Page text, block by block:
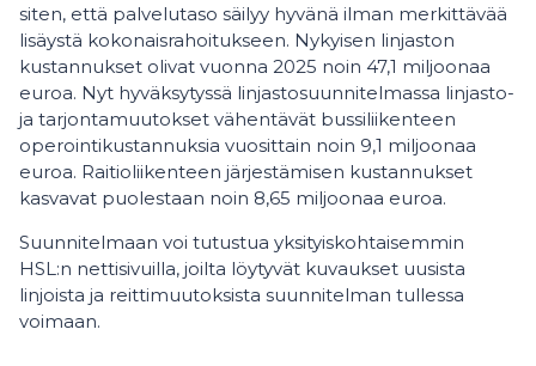
siten, että palvelutaso säilyy hyvänä ilman merkittävää
lisäystä kokonaisrahoitukseen. Nykyisen linjaston
kustannukset olivat vuonna 2025 noin 47,1 miljoonaa
euroa. Nyt hyväksytyssä linjastosuunnitelmassa linjasto-
ja tarjontamuutokset vähentävät bussiliikenteen
operointikustannuksia vuosittain noin 9,1 miljoonaa
euroa. Raitioliikenteen järjestämisen kustannukset
kasvavat puolestaan noin 8,65 miljoonaa euroa.
Suunnitelmaan voi tutustua yksityiskohtaisemmin
HSL:n nettisivuilla, joilta löytyvät kuvaukset uusista
linjoista ja reittimuutoksista suunnitelman tullessa
voimaan.